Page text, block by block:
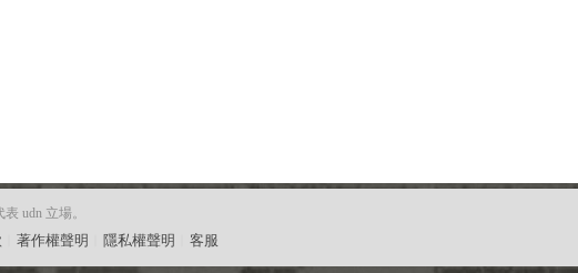
udn 立場。
著作權聲明 隱私權聲明 客服